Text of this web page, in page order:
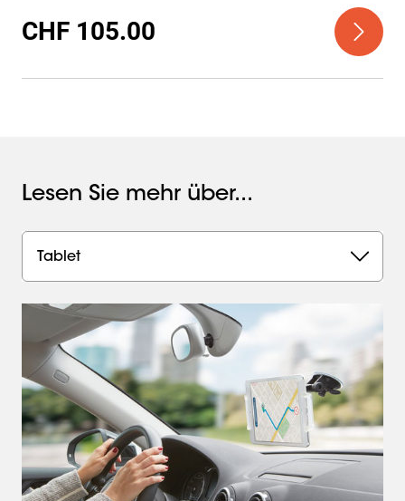
5
Sternen.
Bewertungen
CHF 105.00
Lesen Sie mehr über...
Tablet